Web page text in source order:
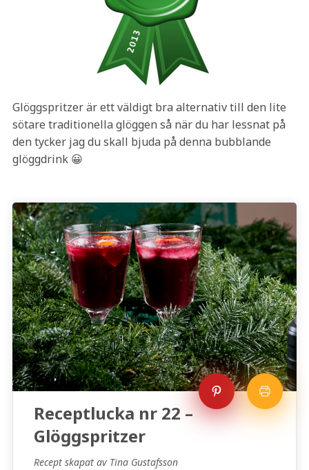
Glöggspritzer är ett väldigt bra alternativ till den lite
sötare traditionella glöggen så när du har lessnat på
den tycker jag du skall bjuda på denna bubblande
glöggdrink 😀
Receptlucka nr 22 –
Glöggspritzer
Recept skapat av Tina Gustafsson